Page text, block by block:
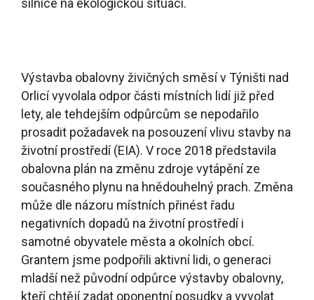
obalovna plán na změnu zdroje vytápění ze
samotné obyvatele města a okolních obcí.
Grantem jsme podpořili aktivní lidi, o generaci
mladší než původní odpůrce výstavby obalovny,
kteří chtějí zadat oponentní posudky a vyvolat
debatu veřejnosti o plánovaném záměru.
Na východním okraji Lysé nad Labem, na
městských pozemcích, se nachází mokřad
Žabák. Město se rozhodlo pozemky prodat za
jednu korunu Středočeskému kraji, který měl